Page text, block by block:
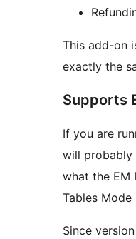
This add-on
exactly the
Supports
If you are
will probably
what the EM
Tables Mode
Since